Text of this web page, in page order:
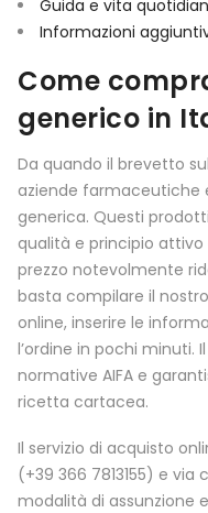
Guida e vita
Informazioni
Come
generico in
Da quando il brevetto
aziende farmaceutiche
generica. Questi
qualità e principio
prezzo notevolmente
basta compilare il
online, inserire le
l’ordine in pochi minuti.
normative AIFA e
ricetta cartacea.
Il servizio di acquisto
(+39 366 7813155) e
modalità di assunzione